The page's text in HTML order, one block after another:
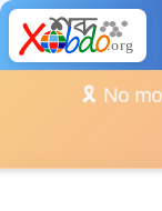
🎗️ No